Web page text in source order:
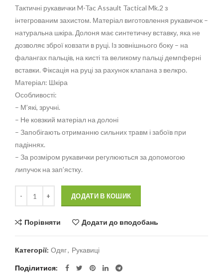
Тактичні рукавички M-Tac Assault Tactical Mk.2 з
інтегрованим захистом. Матеріал виготовлення рукавичок –
натуральна шкіра. Долоня має синтетичну вставку, яка не
дозволяє зброї ковзати в руці. Із зовнішнього боку – на
фалангах пальців, на кисті та великому пальці демпферні
вставки. Фіксація на руці за рахунок клапана з велкро.
Матеріал: Шкіра
Особливості:
– М’які, зручні.
– Не ковзкий матеріал на долоні
– Запобігають отриманню сильних травм і забоїв при
падіннях.
– За розміром рукавички регулюються за допомогою
липучок на зап’ястку.
ДОДАТИ В КОШИК
Порівняти Додати до вподобань
Категорії: Одяг, Рукавиці
Поділитися